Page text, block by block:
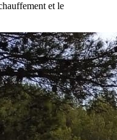
et le